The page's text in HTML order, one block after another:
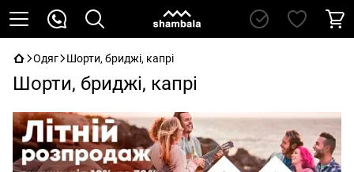
Одяг Шорти, бриджі, капрі
Шорти, бриджі, капрі